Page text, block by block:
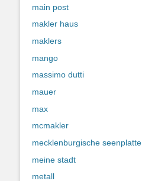
main post
makler haus
maklers
mango
massimo dutti
mauer
max
mcmakler
mecklenburgische seenplatte
meine stadt
metall